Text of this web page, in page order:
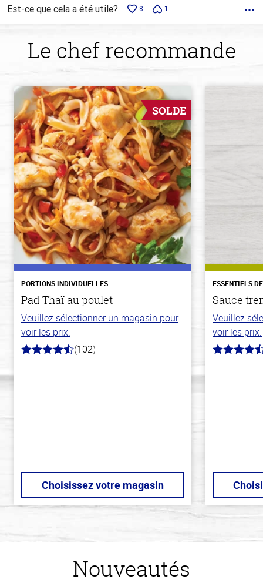
Est-ce que cela a été utile? 8 1
Le chef recommande
SOLDE
PORTIONS INDIVIDUELLES
Pad Thaï au poulet
Veuillez sélectionner un magasin pour
voir les prix.
4.3
(102)
Choisissez votre magasin
ESSENTIELS
Sauce
Veuillez
voir les prix.
4.7
Nouveautés